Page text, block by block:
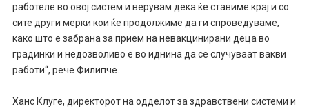
работеле во овој систем и верувам дека ќе ставиме крај и со
сите други мерки кои ќе продолжиме да ги спроведуваме,
како што е забрана за прием на невакцинирани деца во
градинки и недозволиво е во иднина да се случуваат вакви
работи“, рече Филипче.
Ханс Клуге, директорот на одделот за здравствени системи и